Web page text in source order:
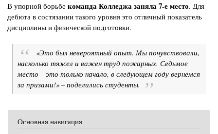
В упорной борьбе команда Колледжа заняла 7-е место. Для
дебюта в состязании такого уровня это отличный показатель
дисциплины и физической подготовки.
«Это был невероятный опыт. Мы почувствовали,
насколько тяжел и важен труд пожарных. Седьмое
место – это только начало, в следующем году вернемся
за призами!» – поделились студенты.
Основная навигация